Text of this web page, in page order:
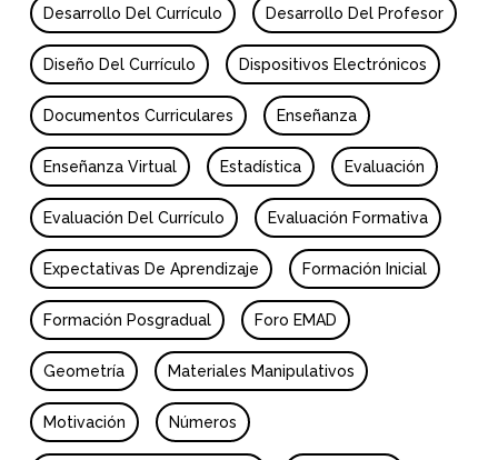
Desarrollo Del Currículo Desarrollo Del Profesor
Diseño Del Currículo Dispositivos Electrónicos
Documentos Curriculares Enseñanza
Enseñanza Virtual Estadística Evaluación
Evaluación Del Currículo Evaluación Formativa
Expectativas De Aprendizaje Formación Inicial
Formación Posgradual Foro EMAD
Geometría Materiales Manipulativos
Motivación Números